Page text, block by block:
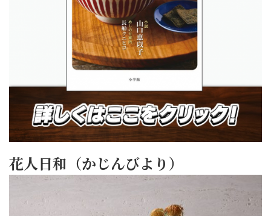
花人日和（かじんびより）